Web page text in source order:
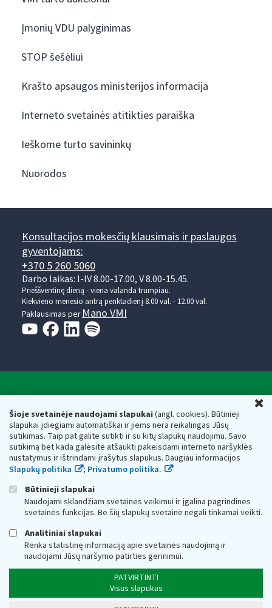
Šioje svetainėje naudojami slapukai(angl. cookies). Būtinieji
slapukai įdiegiami automatiškai ir jiems nėra reikalingas Jūsų
sutikimas. Taip pat galite sutikti ir su kitų slapukų naudojimu. Savo
sutikimą bet kada galėsite atšaukti pakeisdami interneto naršyklės
nustatymus ir ištrindami įrašytus slapukus. Daugiau informacijos
Slapukų politika
; Privatumo politika.
Būtinieji slapukai
Naudojami sklandžiam svetainės veikimui ir įgalina pagrindines
svetainės funkcijas. Be šių slapukų svetainė negali tinkamai veikti.
Analitiniai slapukai
Renka statistinę informaciją apie svetainės naudojimą ir
naudojami Jūsų naršymo patirties gerinimui.
PATVIRTINTI
Visus slapukus
Įmonių VDU palyginimas
STOP šešėliui
Krašto apsaugos ministerijos informacija
Interneto svetainės atitikties paraiška
Ieškome turto savininkų
Nuorodos
Konsultacijos mokesčių klausimais ir paslaugos
gyventojams:
+370 5 260 5060
Darbo laikas: I-IV 8.00-17.00, V 8.00-15.45.
Prieššventinę dieną - viena valanda trumpiau.
Kiekvieno mėnesio antrą penktadienį 8.00 val. - 12.00 val.
Paklausimas per Mano VMI
Respublikos finansų ministerijos
Biudžetinė įstaiga. Juridinio asmens kodas — 188659752,
adresas: Vasario 16-osios g. 14, 01107 Vilnius, Lietuva, el.paštas:
vmi@vmi.lt, E. pristatymo dėžutės adresas 188659752
Duomenys apie Valstybinę mokesčių inspekciją prie Lietuvos
Respublikos finansų ministerijos kaupiami ir saugomi Juridinių